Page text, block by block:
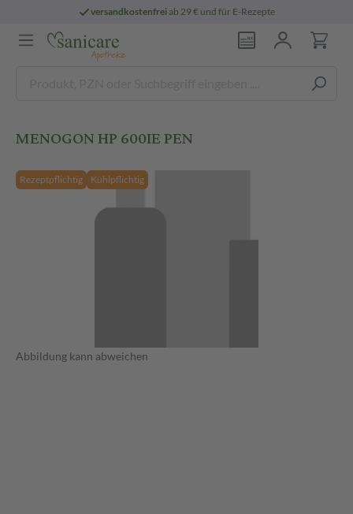
versandkostenfreiab 29 € und für E-Rezepte
MENOGON HP 600IE PEN
Rezeptpflichtig Kühlpflichtig
Abbildung kann abweichen